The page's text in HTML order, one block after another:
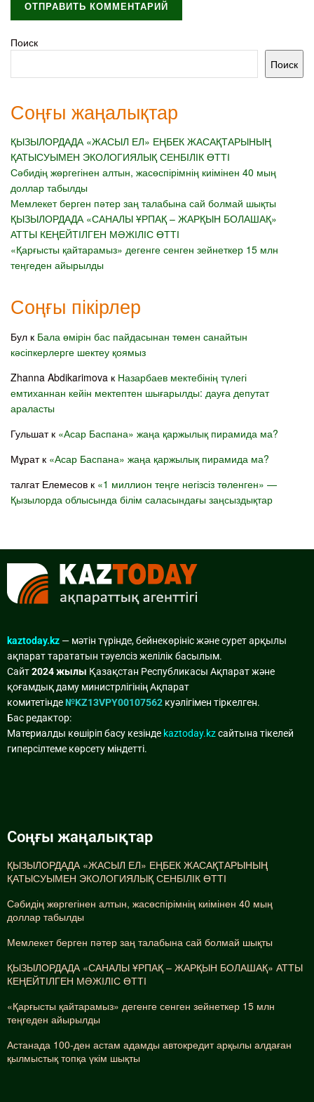
Поиск
Поиск
Соңғы жаңалықтар
ҚЫЗЫЛОРДАДА «ЖАСЫЛ ЕЛ» ЕҢБЕК ЖАСАҚТАРЫНЫҢ
ҚАТЫСУЫМЕН ЭКОЛОГИЯЛЫҚ СЕНБІЛІК ӨТТІ
Сәбидің жөргегінен алтын, жасөспірімнің киімінен 40 мың
доллар табылды
Мемлекет берген пәтер заң талабына сай болмай шықты
ҚЫЗЫЛОРДАДА «САНАЛЫ ҰРПАҚ – ЖАРҚЫН БОЛАШАҚ»
АТТЫ КЕҢЕЙТІЛГЕН МӘЖІЛІС ӨТТІ
«Қарғысты қайтарамыз» дегенге сенген зейнеткер 15 млн
теңгеден айырылды
Соңғы пікірлер
Бул к Бала өмірін бас пайдасынан төмен санайтын
кәсіпкерлерге шектеу қоямыз
Zhanna Abdikarimova к Назарбаев мектебінің түлегі
емтиханнан кейін мектептен шығарылды: дауға депутат
араласты
Гульшатк «Асар Баспана» жаңа қаржылық пирамида ма?
Мұратк «Асар Баспана» жаңа қаржылық пирамида ма?
талгат Елемесов к «1 миллион теңге негізсіз төленген» —
Қызылорда облысында білім саласындағы заңсыздықтар
kaztoday.kz — мәтін түрінде, бейнекөрініс және сурет арқылы
ақпарат тарататын тәуелсіз желілік басылым.
Сайт2024 жылы Қазақстан Республикасы Ақпарат және
қоғамдық даму министрлігінің Ақпарат
комитетінде№KZ13VPY00107562 куәлігімен тіркелген.
Бас редактор:
Материалды көшіріп басу кезінде kaztoday.kzсайтына тікелей
гиперсілтеме көрсету міндетті.
Соңғы жаңалықтар
ҚЫЗЫЛОРДАДА «ЖАСЫЛ ЕЛ» ЕҢБЕК ЖАСАҚТАРЫНЫҢ
ҚАТЫСУЫМЕН ЭКОЛОГИЯЛЫҚ СЕНБІЛІК ӨТТІ
Сәбидің жөргегінен алтын, жасөспірімнің киімінен 40 мың
доллар табылды
Мемлекет берген пәтер заң талабына сай болмай шықты
ҚЫЗЫЛОРДАДА «САНАЛЫ ҰРПАҚ – ЖАРҚЫН БОЛАШАҚ» АТТЫ
КЕҢЕЙТІЛГЕН МӘЖІЛІС ӨТТІ
«Қарғысты қайтарамыз» дегенге сенген зейнеткер 15 млн
теңгеден айырылды
Астанада 100-ден астам адамды автокредит арқылы алдаған
қылмыстық топқа үкім шықты